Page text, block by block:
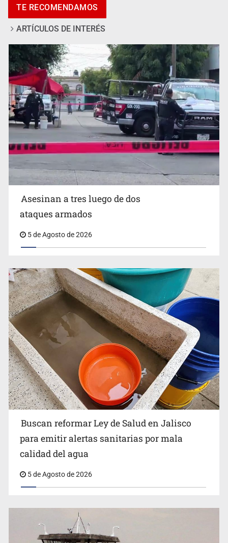
Mujer resulta lesionada tras ataque de pitbull en
Zapopan
Buscan reformar Ley de Salud en Jalisco para emitir
alertas sanitarias por mala calidad del agua
Citarían a Medrano si persiste falta de diálogo con
vecinos de Mirador San Isidro
TE RECOMENDAMOS
ARTÍCULOS DE INTERÉS
Asesinan a tres luego de dos
ataques armados
5 de Agosto de 2026
Buscan reformar Ley de Salud en Jalisco
para emitir alertas sanitarias por mala
calidad del agua
5 de Agosto de 2026